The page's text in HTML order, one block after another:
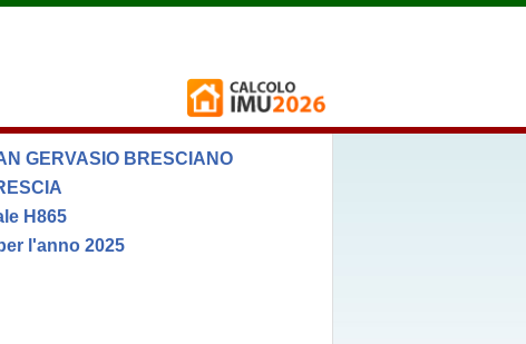
GERVASIO BRESCIANO
H865
l'anno 2025